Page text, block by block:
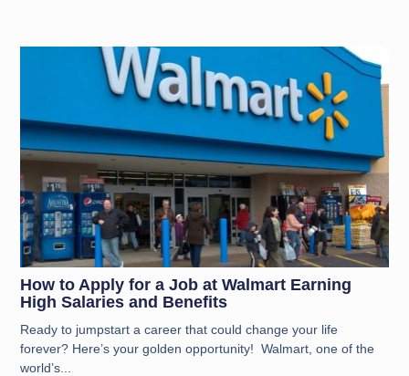
How to Apply for a Job at Walmart Earning
High Salaries and Benefits
Ready to jumpstart a career that could change your life
forever? Here’s your golden opportunity! Walmart, one of the
world’s